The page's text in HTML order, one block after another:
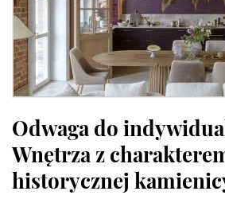
Warsaw Home 2026
największe święto
dni pełne premier i